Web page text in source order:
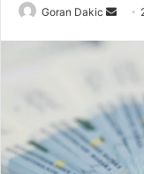
Goran Dakic
a
e
m